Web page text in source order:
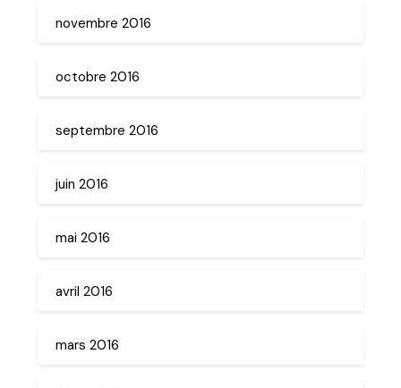
novembre 2016
octobre 2016
septembre 2016
juin 2016
mai 2016
avril 2016
mars 2016